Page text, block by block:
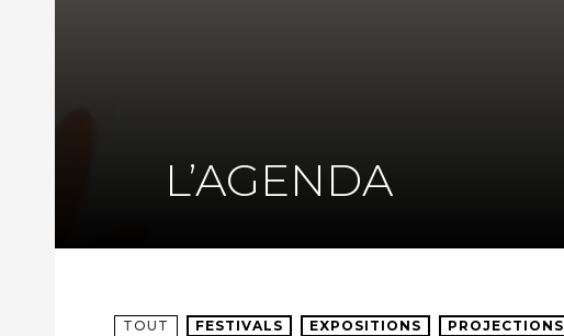
L’AGENDA
TOUT FESTIVALS EXPOSITIONS PROJECTIONS